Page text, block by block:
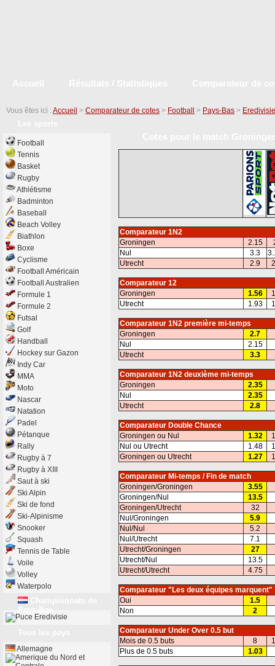
Vous êtes ici : Accueil > Comparateur de cotes > Football > Pays-Bas > Eredivisie
Comparateur 1N2
Groningen
2.15
Nul
3.3
Utrecht
2.9
Comparateur 12
Groningen
1.56
Utrecht
1.93
Comparateur 1N2 première mi-temps
Groningen
2.7
Nul
2.15
Utrecht
3.3
Comparateur 1N2 deuxième mi-temps
Groningen
2.35
Nul
2.35
Utrecht
2.8
Comparateur Double Chance
Groningen ou Nul
1.32
Nul ou Utrecht
1.48
Groningen ou Utrecht
1.27
Comparateur Mi-temps / Fin de match
Groningen/Groningen
3.55
Groningen/Nul
13.5
Groningen/Utrecht
32
Nul/Groningen
5.9
Nul/Nul
5.2
Nul/Utrecht
7.1
Utrecht/Groningen
27
Utrecht/Nul
13.5
Utrecht/Utrecht
4.75
Comparateur "Les deux équipes marquent"
Oui
1.5
Non
2
Comparateur Under Over 0.5 but
Mois de 0.5 buts
8
Plus de 0.5 buts
1.03
Football
Tennis
Basket
Rugby
Athlétisme
Badminton
Baseball
Beach Volley
Biathlon
Boxe
Cyclisme
Football Américain
Football Australien
Formule 1
Formule 2
Futsal
Golf
Handball
Hockey sur Gazon
Indy Car
MMA
Moto
Nascar
Natation
Padel
Pétanque
Rally
Rugby à 7
Rugby à XIII
Saut à ski
Ski Alpin
Ski de fond
Ski-Alpinisme
Snooker
Squash
Tennis de Table
Voile
Volley
Waterpolo
Eredivisie
Allemagne